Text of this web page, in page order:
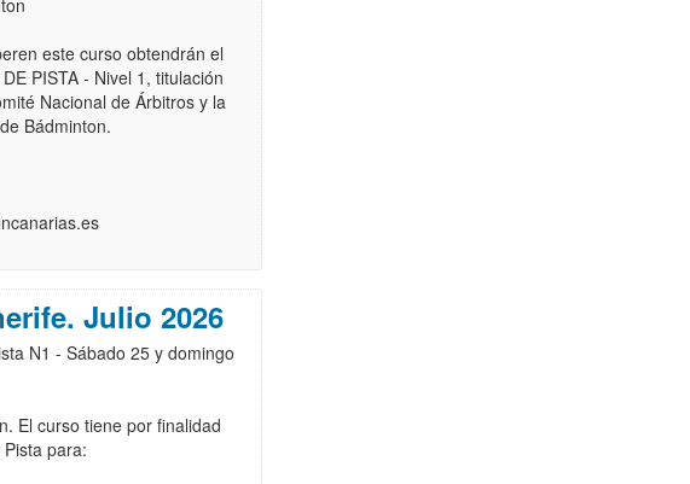
este curso obtendrán el
PISTA - Nivel 1, titulación
Nacional de Árbitros y la
Bádminton.
Julio 2026
N1 - Sábado 25 y domingo
El curso tiene por finalidad
para: